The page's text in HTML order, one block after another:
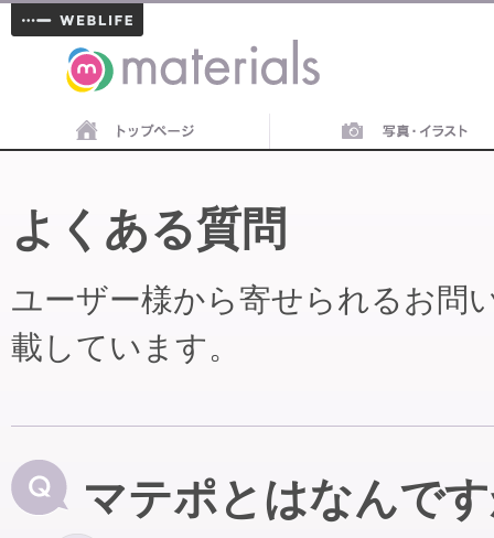
materials
よくある質問
ユーザー様から寄せられるお問
載しています。
マテポとはなんで